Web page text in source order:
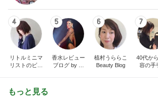
4
リトルミニマ
リストのビュ
alist's beauty c
olum
5
香水レビュー
ブログ by 箸
6
植村うららこ
Beauty Blog
7
40代か
容の手
もっと見る